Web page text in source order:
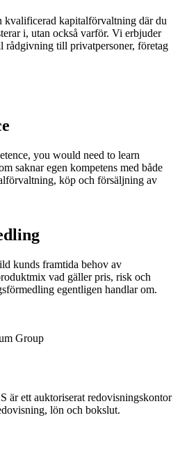
kvalificerad kapitalförvaltning där du
i, utan också varför. Vi erbjuder
rådgivning till privatpersoner, företag
you would need to learn
saknar egen kompetens med både
köp och försäljning av
kunds framtida behov av
vad gäller pris, risk och
egentligen handlar om.
är ett auktoriserat redovisningskontor
lön och bokslut.